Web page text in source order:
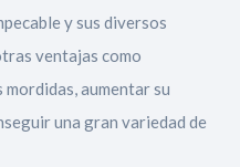
y sus diversos
ventajas como
aumentar su
una gran variedad de